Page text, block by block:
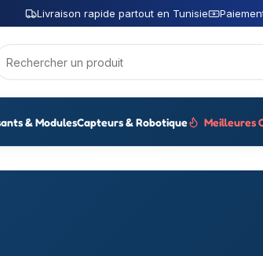
Livraison rapide partout en Tunisie
& ModulesCapteurs & Robotique Meilleures